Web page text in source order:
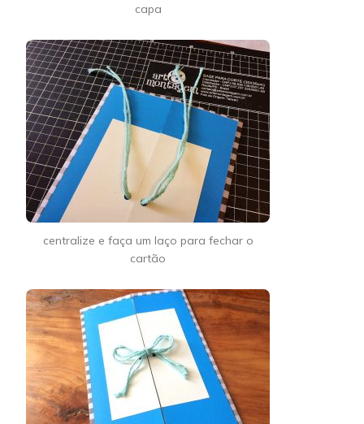
capa
centralize e faça um laço para fechar o
cartão